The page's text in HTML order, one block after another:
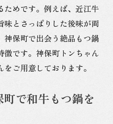
めです。例えば、近江牛
味とさっぱりした後味が両
神保町で出会う絶品もつ鍋
徴です。神保町トンちゃん
ご用意しております。
で和牛もつ鍋を